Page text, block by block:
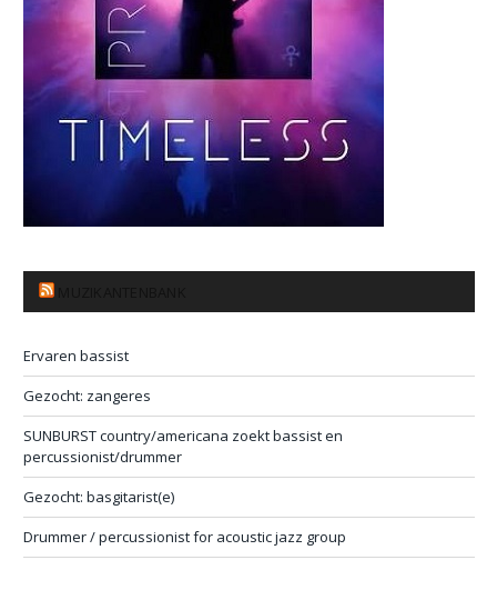
Ervaren bassist
Gezocht: zangeres
SUNBURST country/americana zoekt bassist en
percussionist/drummer
Gezocht: basgitarist(e)
Drummer / percussionist for acoustic jazz group